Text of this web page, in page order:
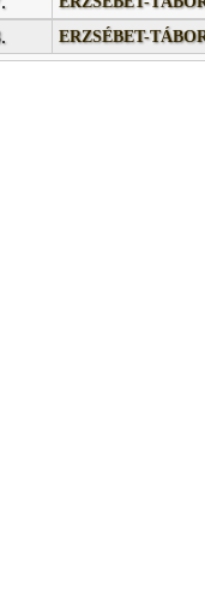
ERZSÉBET-